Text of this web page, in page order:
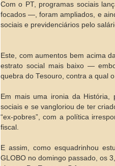
Com o PT, programas sociais
focados —, foram ampliados, e
sociais e previdenciários pelo
Este, com aumentos bem acima
estrato social mais baixo —
quebra do Tesouro, contra a qual
Em mais uma ironia da História,
sociais e se vangloriou de ter
“ex-pobres”, com a política
fiscal.
E assim, como esquadrinhou
GLOBO no domingo passado, os